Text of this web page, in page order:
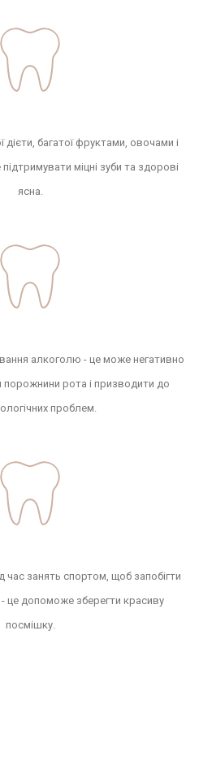
багатої фруктами, овочами і
міцні зуби та здорові
ясна.
алкоголю - це може негативно
рота і призводити до
проблем.
час занять спортом, щоб запобігти
- це допоможе зберегти красиву
посмішку.